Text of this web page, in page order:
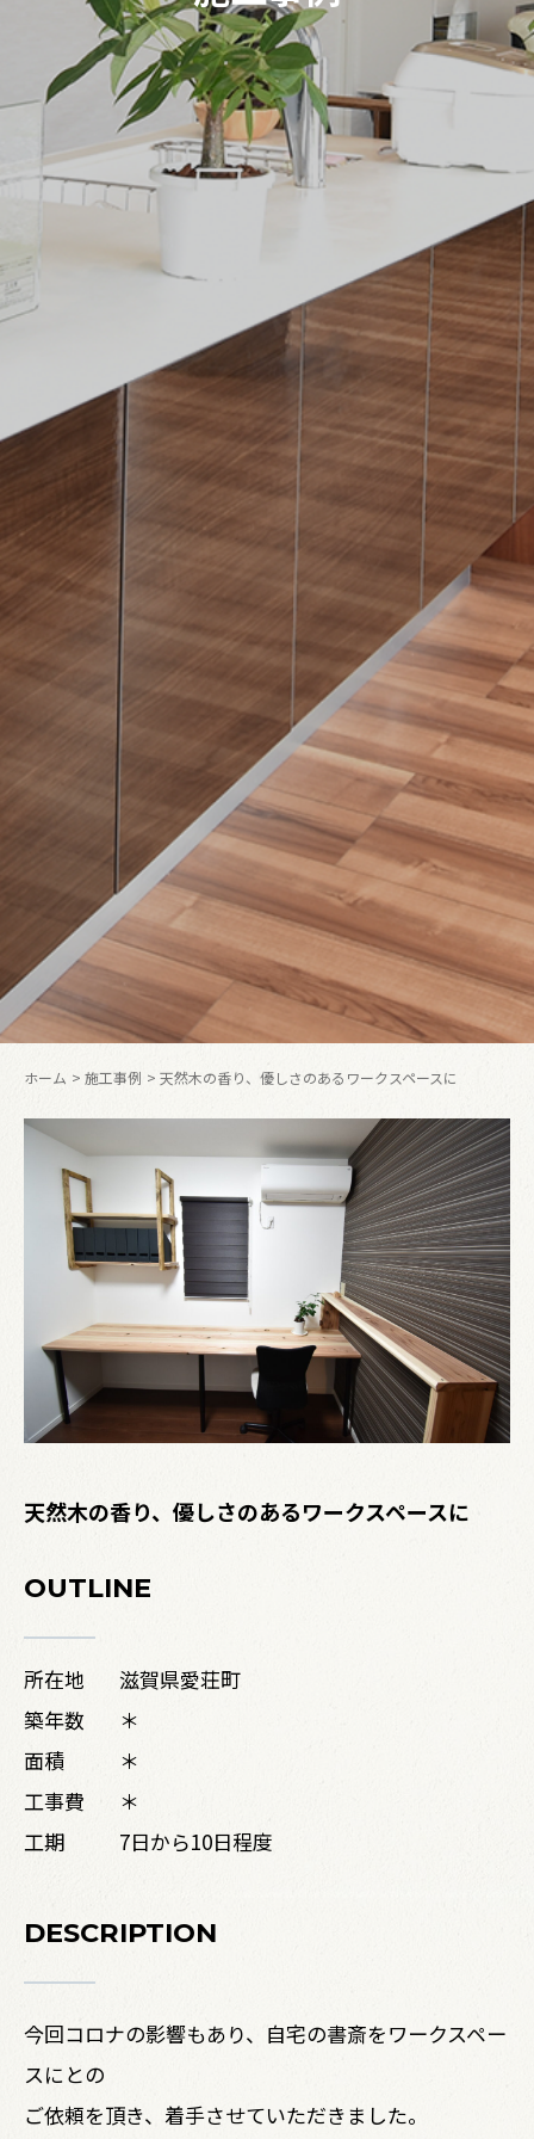
ホーム 施工事例 天然木の香り、優しさのあるワークスペースに
天然木の香り、優しさのあるワークスペースに
OUTLINE
所在地
滋賀県愛荘町
築年数
＊
面積
＊
工事費
＊
工期
7日から10日程度
DESCRIPTION
今回コロナの影響もあり、自宅の書斎をワークスペー
スにとの
ご依頼を頂き、着手させていただきました。